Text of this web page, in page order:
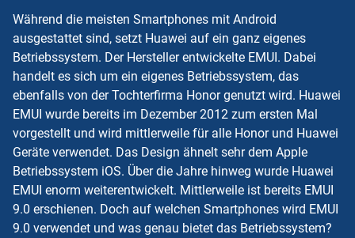
Während die meisten Smartphones mit Android
ausgestattet sind, setzt Huawei auf ein ganz eigenes
Betriebssystem. Der Hersteller entwickelte EMUI. Dabei
handelt es sich um ein eigenes Betriebssystem, das
ebenfalls von der Tochterfirma Honor genutzt wird. Huawei
EMUI wurde bereits im Dezember 2012 zum ersten Mal
vorgestellt und wird mittlerweile für alle Honor und Huawei
Geräte verwendet. Das Design ähnelt sehr dem Apple
Betriebssystem iOS. Über die Jahre hinweg wurde Huawei
EMUI enorm weiterentwickelt. Mittlerweile ist bereits EMUI
9.0 erschienen. Doch auf welchen Smartphones wird EMUI
9.0 verwendet und was genau bietet das Betriebssystem?